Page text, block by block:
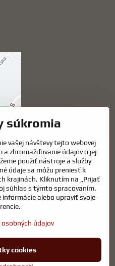
ochrany osobných údajov
súkromia
vašej návštevy tejto webovej
zhromažďovanie údajov o jej
použiť nástroje a služby
údaje sa môžu preniesť k
krajinách. Kliknutím na „Prijať
súhlas s týmto spracovaním.
alebo upraviť svoje
údajov
cookies